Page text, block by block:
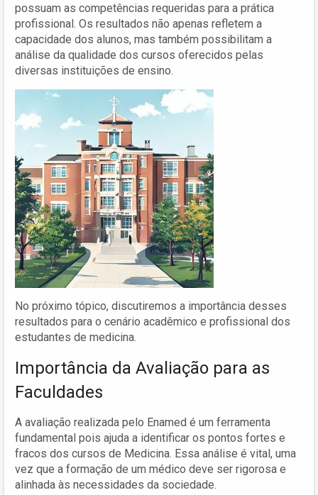
possuam as competências requeridas para a prática
profissional. Os resultados não apenas refletem a
capacidade dos alunos, mas também possibilitam a
análise da qualidade dos cursos oferecidos pelas
diversas instituições de ensino.
No próximo tópico, discutiremos a importância desses
resultados para o cenário acadêmico e profissional dos
estudantes de medicina.
Importância da Avaliação para as
Faculdades
A avaliação realizada pelo Enamed é um ferramenta
fundamental pois ajuda a identificar os pontos fortes e
fracos dos cursos de Medicina. Essa análise é vital, uma
vez que a formação de um médico deve ser rigorosa e
alinhada às necessidades da sociedade.